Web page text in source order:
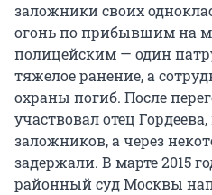
заложники своих
огонь по прибывшим на
полицейским — один
тяжелое ранение, а
охраны погиб. После
участвовал отец
заложников, а через
задержали. В марте 2015
районный суд Москвы